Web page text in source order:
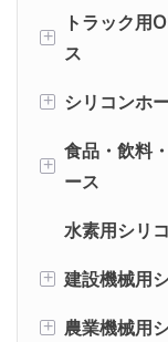
シリコーン
FKM
FVMQ
AEM
+
トラック用
ス
メルセデス
VOLVO用ホ
MAN用ホース
KAMAZ用ホ
+
シリコンホ
AUDI用ホー
フォード用
ホンダ用ホ
+
食品・飲料
ース
食品・飲料
医療業界向
水素用シリ
+
建設機械用
日立
+
農業機械用